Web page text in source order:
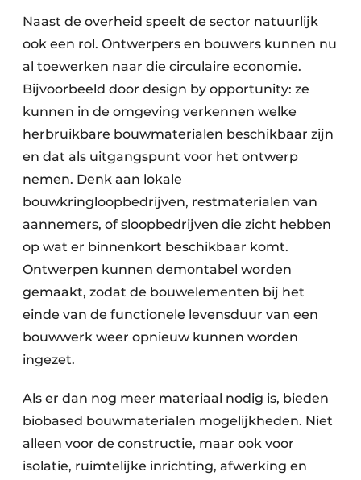
Naast de overheid speelt de sector natuurlijk
ook een rol. Ontwerpers en bouwers kunnen nu
al toewerken naar die circulaire economie.
Bijvoorbeeld door design by opportunity: ze
kunnen in de omgeving verkennen welke
herbruikbare bouwmaterialen beschikbaar zijn
en dat als uitgangspunt voor het ontwerp
nemen. Denk aan lokale
bouwkringloopbedrijven, restmaterialen van
aannemers, of sloopbedrijven die zicht hebben
op wat er binnenkort beschikbaar komt.
Ontwerpen kunnen demontabel worden
gemaakt, zodat de bouwelementen bij het
einde van de functionele levensduur van een
bouwwerk weer opnieuw kunnen worden
ingezet.
Als er dan nog meer materiaal nodig is, bieden
biobased bouwmaterialen mogelijkheden. Niet
alleen voor de constructie, maar ook voor
isolatie, ruimtelijke inrichting, afwerking en